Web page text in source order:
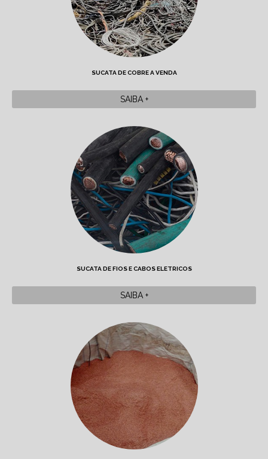
SUCATA DE COBRE A VENDA
SAIBA +
SUCATA DE FIOS E CABOS ELETRICOS
SAIBA +